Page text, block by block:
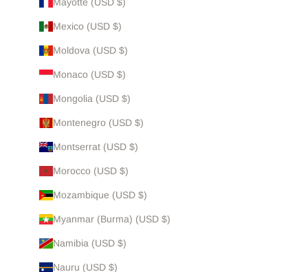
Mexico (USD $)
Moldova (USD $)
Monaco (USD $)
Mongolia (USD $)
Montenegro (USD $)
Montserrat (USD $)
Morocco (USD $)
Mozambique (USD $)
Myanmar (Burma) (USD $)
Namibia (USD $)
Nauru (USD $)